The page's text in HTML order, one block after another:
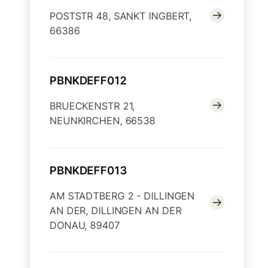
POSTSTR 48, SANKT INGBERT,
66386
PBNKDEFF012
BRUECKENSTR 21,
NEUNKIRCHEN, 66538
PBNKDEFF013
AM STADTBERG 2 - DILLINGEN
AN DER, DILLINGEN AN DER
DONAU, 89407